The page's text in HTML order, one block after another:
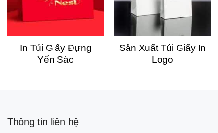
In Túi Giấy Đựng
Yến Sào
Sản Xuất Túi Giấy In
Logo
Thông tin liên hệ